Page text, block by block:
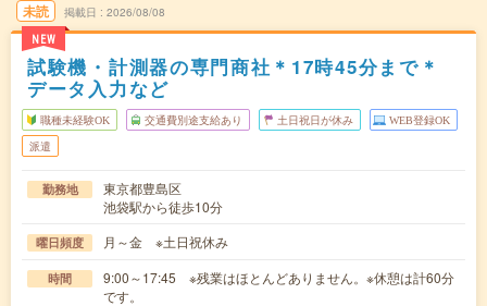
未読
NEW
掲載日 2026/08/08
試験機・計測器の専門商社＊17時45分まで＊
データ入力など
職種未経験OK 交通費別途支給あり 土日祝日が休み WEB登録OK
派遣
勤務地
東京都豊島区
池袋駅から徒歩10分
曜日頻度 月～金 ※土日祝休み
時間
9:00～17:45 ※残業はほとんどありません。※休憩は計60分
です。